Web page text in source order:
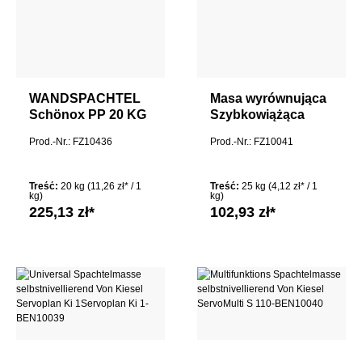
WANDSPACHTEL
Schönox PP 20 KG
Prod.-Nr.: FZ10436
Treść: 20 kg (11,26 zł* / 1
kg)
225,13 zł*
Masa wyrównująca
Szybkowiążąca
cementowa Masa
podłogę TREVI
PRO RAPID
Prod.-Nr.: FZ10041
Treść: 25 kg (4,12 zł* / 1
kg)
102,93 zł*